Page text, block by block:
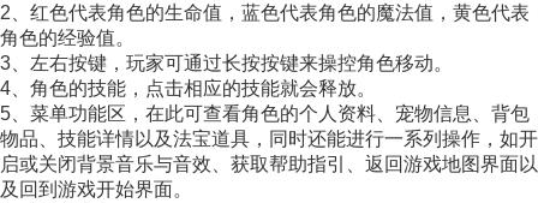
2、红色代表角色的生命值，蓝色代表角色的魔法值，黄色代表
角色的经验值。
3、左右按键，玩家可通过长按按键来操控角色移动。
4、角色的技能，点击相应的技能就会释放。
5、菜单功能区，在此可查看角色的个人资料、宠物信息、背包
物品、技能详情以及法宝道具，同时还能进行一系列操作，如开
启或关闭背景音乐与音效、获取帮助指引、返回游戏地图界面以
及回到游戏开始界面。